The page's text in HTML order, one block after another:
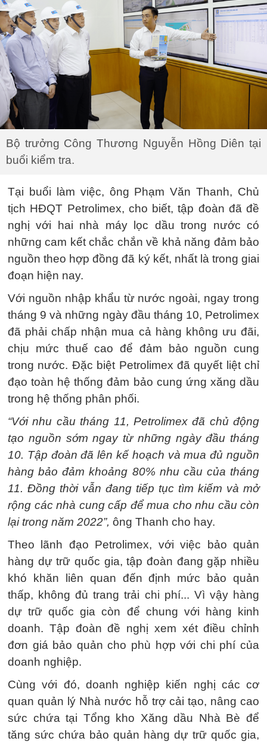
Bộ trưởng Công Thương Nguyễn Hồng Diên tại
buổi kiểm tra.
Tại buổi làm việc, ông Phạm Văn Thanh, Chủ
tịch HĐQT Petrolimex, cho biết, tập đoàn đã đề
nghị với hai nhà máy lọc dầu trong nước có
những cam kết chắc chắn về khả năng đảm bảo
nguồn theo hợp đồng đã ký kết, nhất là trong giai
đoạn hiện nay.
Với nguồn nhập khẩu từ nước ngoài, ngay trong
tháng 9 và những ngày đầu tháng 10, Petrolimex
đã phải chấp nhận mua cả hàng không ưu đãi,
chịu mức thuế cao để đảm bảo nguồn cung
trong nước. Đặc biệt Petrolimex đã quyết liệt chỉ
đạo toàn hệ thống đảm bảo cung ứng xăng dầu
trong hệ thống phân phối.
“Với nhu cầu tháng 11, Petrolimex đã chủ động
tạo nguồn sớm ngay từ những ngày đầu tháng
10. Tập đoàn đã lên kế hoạch và mua đủ nguồn
hàng bảo đảm khoảng 80% nhu cầu của tháng
11. Đồng thời vẫn đang tiếp tục tìm kiếm và mở
rộng các nhà cung cấp để mua cho nhu cầu còn
lại trong năm 2022”, ông Thanh cho hay.
Theo lãnh đạo Petrolimex, với việc bảo quản
hàng dự trữ quốc gia, tập đoàn đang gặp nhiều
khó khăn liên quan đến định mức bảo quản
thấp, không đủ trang trải chi phí... Vì vậy hàng
dự trữ quốc gia còn để chung với hàng kinh
doanh. Tập đoàn đề nghị xem xét điều chỉnh
đơn giá bảo quản cho phù hợp với chi phí của
doanh nghiệp.
Cùng với đó, doanh nghiệp kiến nghị các cơ
quan quản lý Nhà nước hỗ trợ cải tạo, nâng cao
sức chứa tại Tổng kho Xăng dầu Nhà Bè để
tăng sức chứa bảo quản hàng dự trữ quốc gia,